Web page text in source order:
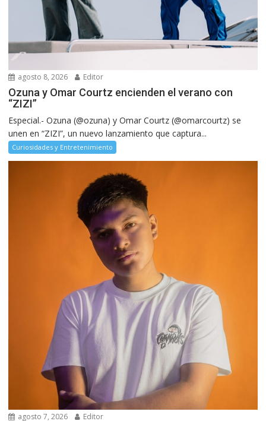
agosto 8, 2026 Editor
Ozuna y Omar Courtz encienden el verano con
“ZIZI”
Especial.- Ozuna (@ozuna) y Omar Courtz (@omarcourtz) se
unen en “ZIZI”, un nuevo lanzamiento que captura...
Curiosidades y Entretenimiento
agosto 7, 2026 Editor